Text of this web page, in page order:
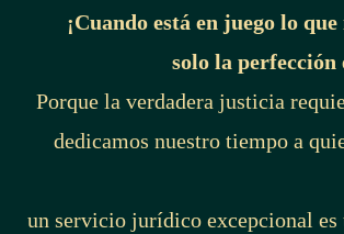
¡Cuando está en juego lo
solo la perfección
Porque la verdadera justicia
dedicamos nuestro tiempo a
un servicio jurídico excepcional es